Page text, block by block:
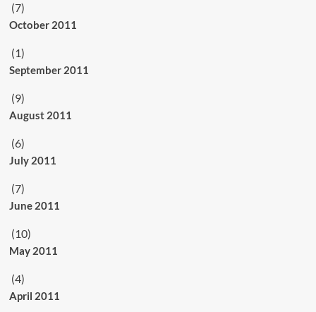
(7)
October 2011
(1)
September 2011
(9)
August 2011
(6)
July 2011
(7)
June 2011
(10)
May 2011
(4)
April 2011